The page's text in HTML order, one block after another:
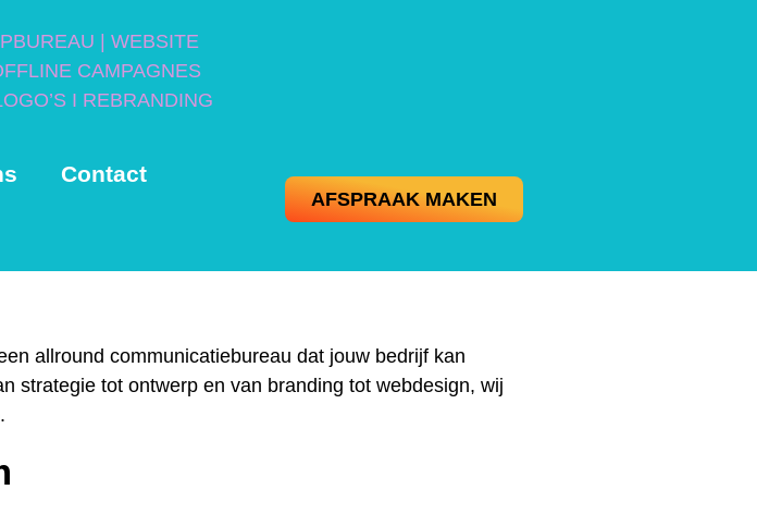
Contact
AFSPRAAK MAKEN
allround communicatiebureau dat jouw bedrijf kan
strategie tot ontwerp en van branding tot webdesign, wij